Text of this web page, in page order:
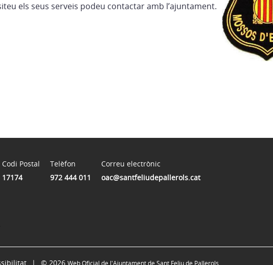
els seus serveis podeu contactar amb l’ajuntament.
Codi Postal
17174
Telèfon
972 444 011
Correu electrònic
oac@santfeliudepallerols.cat
© 2026